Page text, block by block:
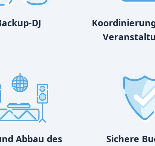
DJ
Abbau des
Sichere